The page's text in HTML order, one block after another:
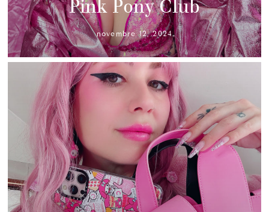
Pink Pony Club
novembre 12, 2024